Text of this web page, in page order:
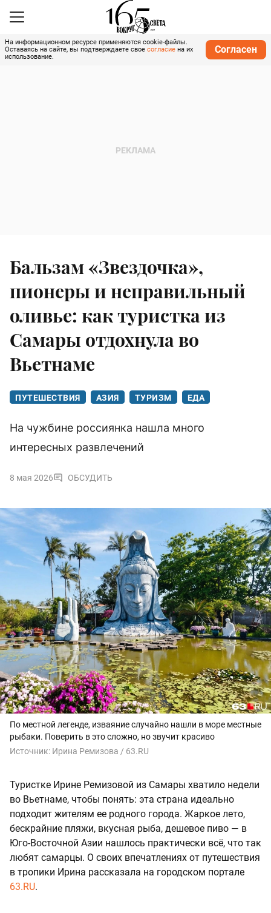
На информационном ресурсе применяются cookie-файлы.
Оставаясь на сайте, вы подтверждаете свое согласие на их
использование.
Согласен
Бальзам «Звездочка»,
пионеры и неправильный
оливье: как туристка из
Самары отдохнула во
Вьетнаме
ПУТЕШЕСТВИЯ АЗИЯ ТУРИЗМ ЕДА
На чужбине россиянка нашла много
интересных развлечений
8 мая 2026 ОБСУДИТЬ
По местной легенде, изваяние случайно нашли в море местные
рыбаки. Поверить в это сложно, но звучит красиво
Источник: Ирина Ремизова / 63.RU
Туристке Ирине Ремизовой из Самары хватило недели
во Вьетнаме, чтобы понять: эта страна идеально
подходит жителям ее родного города. Жаркое лето,
бескрайние пляжи, вкусная рыба, дешевое пиво — в
Юго-Восточной Азии нашлось практически всё, что так
любят самарцы. О своих впечатлениях от путешествия
в тропики Ирина рассказала на городском портале
63.RU.